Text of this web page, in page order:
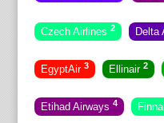
Czech Airlines 2 Delta
EgyptAir 3 Ellinair 2
Etihad Airways 4